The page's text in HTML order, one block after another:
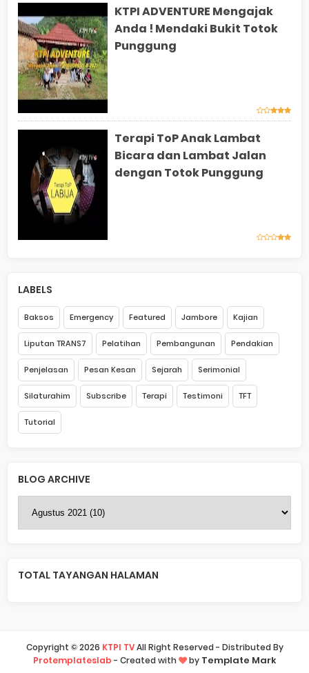
KTPI ADVENTURE Mengajak
Anda ! Mendaki Bukit Totok
Punggung
Terapi ToP Anak Lambat
Bicara dan Lambat Jalan
dengan Totok Punggung
LABELS
Baksos Emergency Featured Jambore Kajian
Liputan TRANS7 Pelatihan Pembangunan Pendakian
Penjelasan Pesan Kesan Sejarah Serimonial
Silaturahim Subscribe Terapi Testimoni TFT
Tutorial
BLOG ARCHIVE
TOTAL TAYANGAN HALAMAN
Copyright ©2026 KTPI TVAll Right Reserved - Distributed By
Protemplateslab - Created with by Template Mark